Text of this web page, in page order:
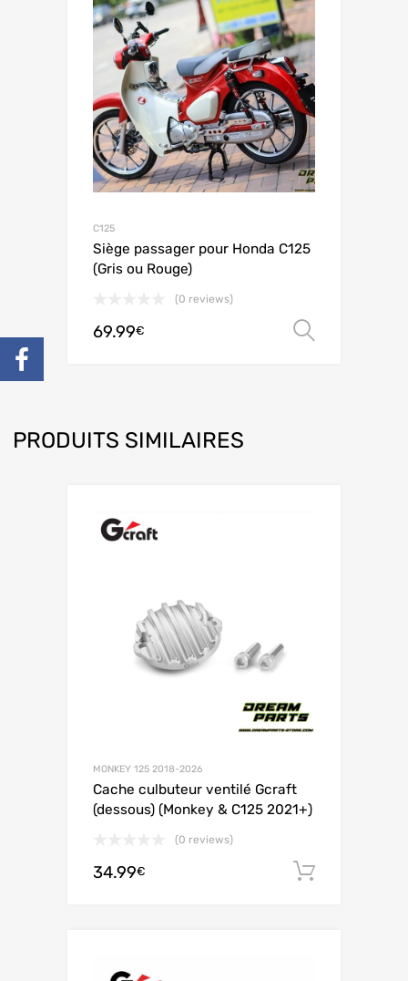
C125
Siège passager pour Honda C125
(Gris ou Rouge)
(0 reviews)
69.99€
PRODUITS SIMILAIRES
MONKEY 125 2018-2026
Cache culbuteur ventilé Gcraft
(dessous) (Monkey & C125 2021+)
(0 reviews)
34.99€